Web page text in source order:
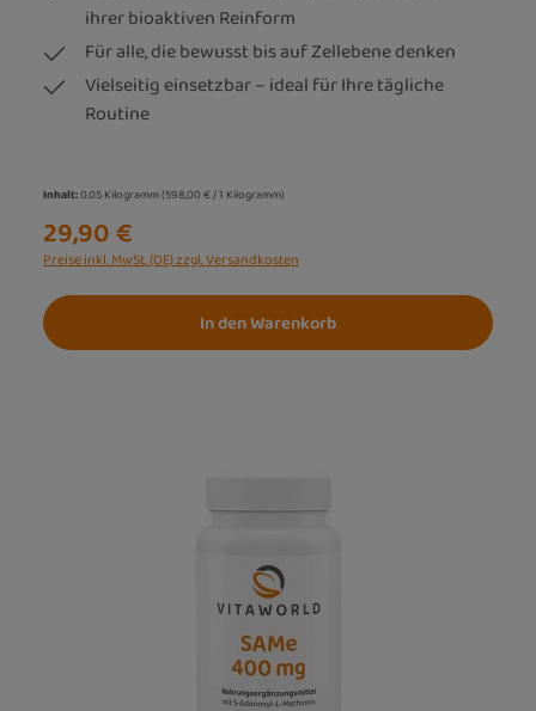
ihrer bioaktiven Reinform
Für alle, die bewusst bis auf Zellebene denken
Vielseitig einsetzbar – ideal für Ihre tägliche
Routine
Inhalt:0.05 Kilogramm(598,00 € / 1 Kilogramm)
29,90 €
Preise inkl. MwSt. (DE) zzgl. Versandkosten
In den Warenkorb